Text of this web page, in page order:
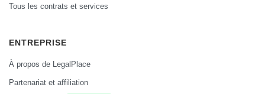
Tous les contrats et services
ENTREPRISE
À propos de LegalPlace
Partenariat et affiliation